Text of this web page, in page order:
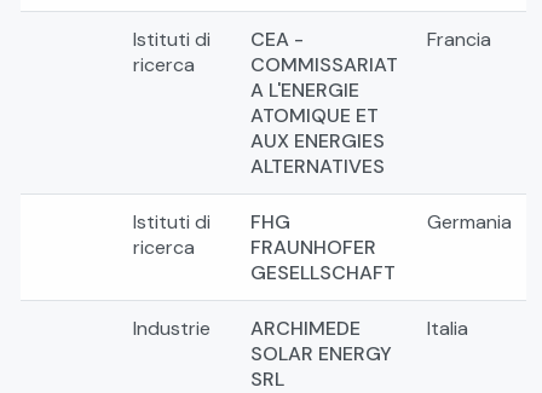
Istituti di
ricerca
CEA -
COMMISSARIAT
A L'ENERGIE
ATOMIQUE ET
AUX ENERGIES
ALTERNATIVES
Francia
Istituti di
ricerca
FHG
FRAUNHOFER
GESELLSCHAFT
Germania
Industrie
ARCHIMEDE
SOLAR ENERGY
SRL
Italia